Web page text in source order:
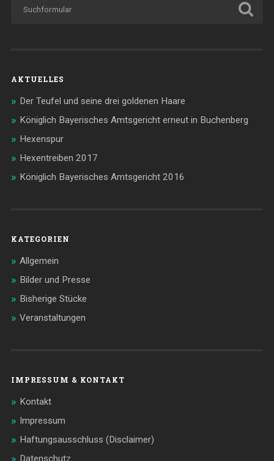
AKTUELLES
Der Teufel und seine drei goldenen Haare
Königlich Bayerisches Amtsgericht erneut in Buchenberg
Hexenspur
Hexentreiben 2017
Königlich Bayerisches Amtsgericht 2016
KATEGORIEN
Allgemein
Bilder und Presse
Bisherige Stücke
Veranstaltungen
IMPRESSUM & KONTAKT
Kontakt
Impressum
Haftungsausschluss (Disclaimer)
Datenschutz